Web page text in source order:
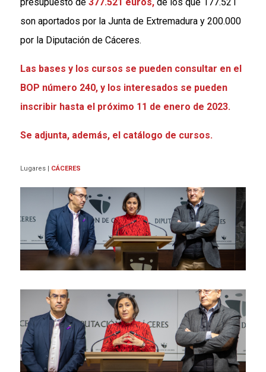
son aportados por la Junta de Extremadura y 200.000
por la Diputación de Cáceres.
Las bases y los cursos se pueden consultar en el
BOP número 240, y los interesados se pueden
inscribir hasta el próximo 11 de enero de 2023.
Se adjunta, además, el catálogo de cursos.
Lugares | CÁCERES